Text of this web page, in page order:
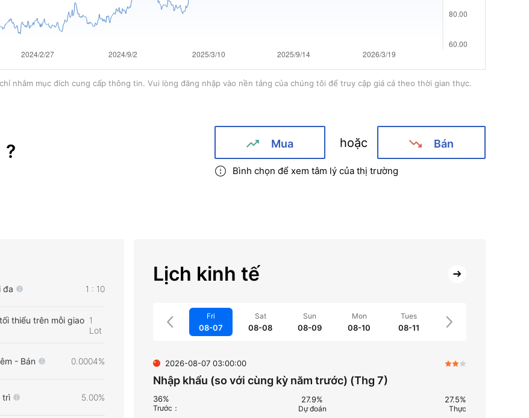
nhằm mục đích cung cấp thông tin. Vui lòng đăng nhập vào nền tảng của chúng tôi để truy cập giá cả theo thời gian thực.
? Mua hoặc Bán
Bình chọn để xem tâm lý của thị trường
đa 1 : 10
thiểu trên mỗi giao 1
Lot
- Bán 0.0004%
trì 5.00%
Lịch kinh tế
Fri
08-07
Sat
08-08
Sun
08-09
Mon
08-10
Tues
08-11
2026-08-07 03:00:00
Nhập khẩu (so với cùng kỳ năm trước) (Thg 7)
36%
Trước ：
27.9%
Dự đoán
27.5%
Thực